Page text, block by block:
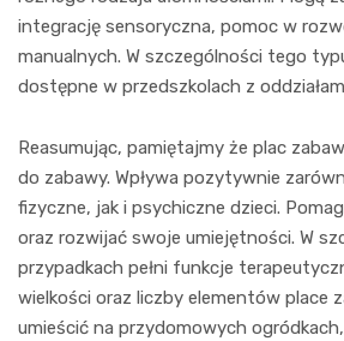
integrację sensoryczna, pomoc w
manualnych. W szczególności tego
dostępne w przedszkolach z
Reasumując, pamiętajmy że plac
do zabawy. Wpływa pozytywnie
fizyczne, jak i psychiczne dzieci.
oraz rozwijać swoje umiejętności. W
przypadkach pełni funkcje
wielkości oraz liczby elementów place
umieścić na przydomowych